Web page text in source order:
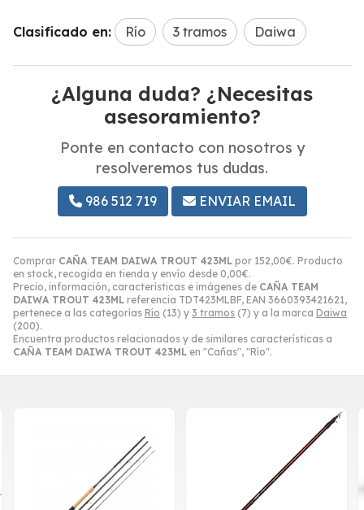
Comprar CAÑA TEAM DAIWA TROUT 423ML por 152,00€. Producto
en stock, recogida en tienda y envío desde 0,00€.
Precio, información, características e imágenes de CAÑA TEAM
DAIWA TROUT 423ML referencia TDT423MLBF, EAN 3660393421621,
pertenece a las categorías Río (13) y 3 tramos (7) y a la marca Daiwa
(200).
Encuentra productos relacionados y de similares características a
CAÑA TEAM DAIWA TROUT 423ML en "Cañas", "Río".
Clasificado en: Río 3 tramos Daiwa
¿Alguna duda? ¿Necesitas
asesoramiento?
Ponte en contacto con nosotros y
resolveremos tus dudas.
986 512 719 ENVIAR EMAIL